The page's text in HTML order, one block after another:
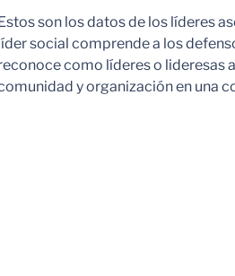
son los datos de los líderes
social comprende a los
como líderes o lideresas
y organización en una